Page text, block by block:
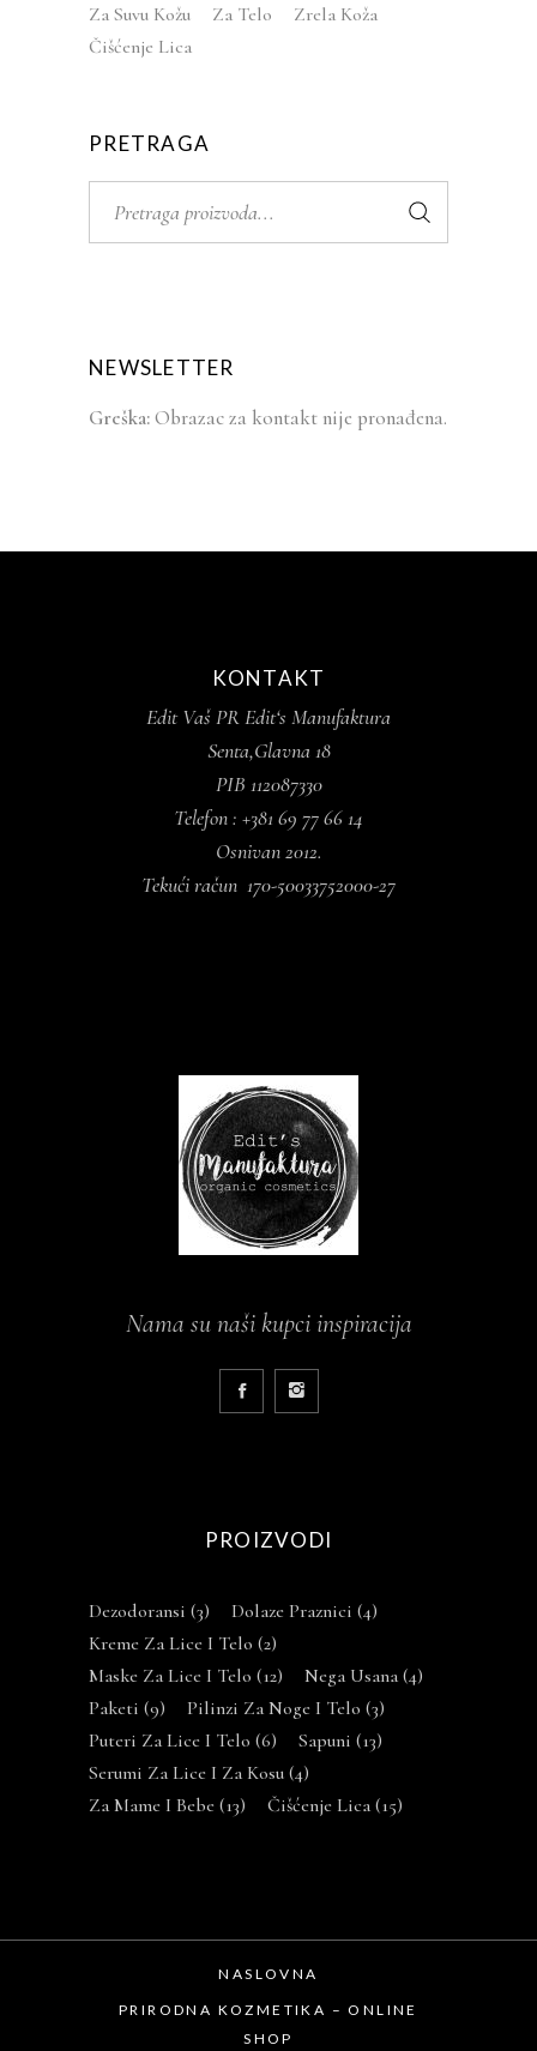
Za Suvu Kožu
Za Telo
Zrela Koža
Čišćenje Lica
PRETRAGA
for:
NEWSLETTER
Greška:Obrazac za kontakt nije pronađena.
KONTAKT
Edit Vaš PR Edit‘s Manufaktura
Senta,Glavna 18
PIB 112087330
Telefon : +381 69 77 66 14
Osnivan 2012.
Tekući račun 170-50033752000-27
Nama su naši kupci inspiracija
PROIZVODI
Dezodoransi (3) Dolaze Praznici (4)
Kreme Za Lice I Telo (2)
Maske Za Lice I Telo (12) Nega Usana (4)
Paketi (9) Pilinzi Za Noge I Telo (3)
Puteri Za Lice I Telo (6) Sapuni (13)
Serumi Za Lice I Za Kosu (4)
Za Mame I Bebe (13) Čišćenje Lica (15)
NASLOVNA
PRIRODNA KOZMETIKA – ONLINE
SHOP